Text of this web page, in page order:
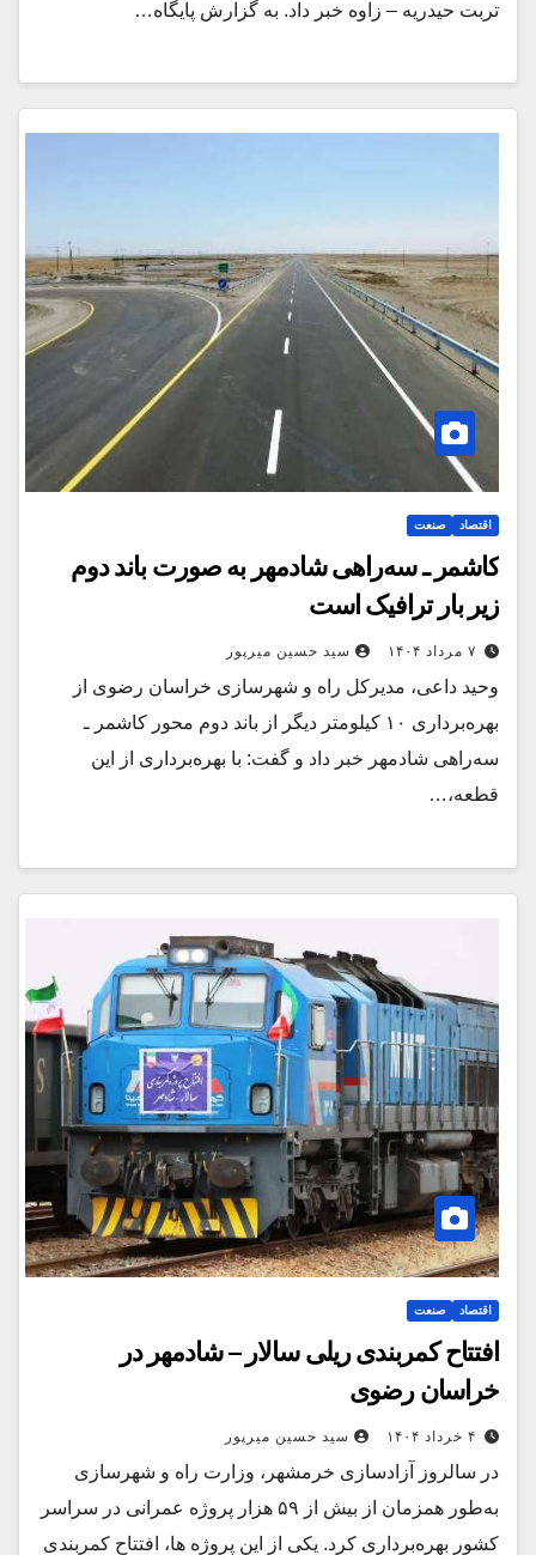
تربت حیدریه – زاوه خبر داد. به گزارش پایگاه…
اقتصاد صنعت
کاشمر ـ سه‌راهی شادمهر به صورت باند دوم
زیر بار ترافیک است
۷ مرداد ۱۴۰۴ سید حسین میرپور
وحید داعی، مدیرکل راه و شهرسازی خراسان رضوی از
بهره‌برداری ۱۰ کیلومتر دیگر از باند دوم محور کاشمر ـ
سه‌راهی شادمهر خبر داد و گفت: با بهره‌برداری از این
قطعه،…
اقتصاد صنعت
افتتاح کمربندی ریلی سالار – شادمهر در
خراسان رضوی
۴ خرداد ۱۴۰۴ سید حسین میرپور
در سالروز آزادسازی خرمشهر، وزارت راه و شهرسازی
به‌طور همزمان از بیش از ۵۹ هزار پروژه عمرانی در سراسر
کشور بهره‌برداری کرد. یکی از این پروژه ها، افتتاح کمربندی